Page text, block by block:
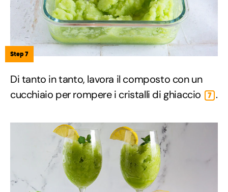
Step 7
Di tanto in tanto, lavora il composto con un
cucchiaio per rompere i cristalli di ghiaccio
7 .